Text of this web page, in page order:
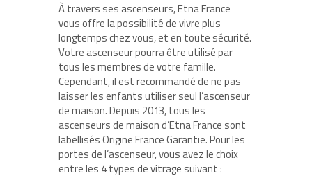
À travers ses ascenseurs, Etna France
vous offre la possibilité de vivre plus
longtemps chez vous, et en toute sécurité.
Votre ascenseur pourra être utilisé par
tous les membres de votre famille.
Cependant, il est recommandé de ne pas
laisser les enfants utiliser seul l’ascenseur
de maison. Depuis 2013, tous les
ascenseurs de maison d’Etna France sont
labellisés Origine France Garantie. Pour les
portes de l’ascenseur, vous avez le choix
entre les 4 types de vitrage suivant :